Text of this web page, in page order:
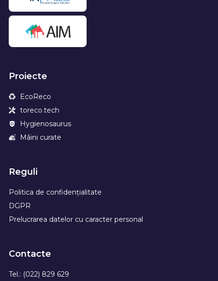
Proiecte
EcoReco
toreco.tech
Hygienosaurus
Mâini curate
Reguli
Politica de confidențialitate
DGPR
Prelucrarea datelor cu caracter personal
Contacte
Tel.: (022) 829 629